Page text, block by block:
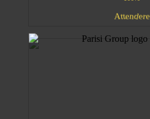
Attendere